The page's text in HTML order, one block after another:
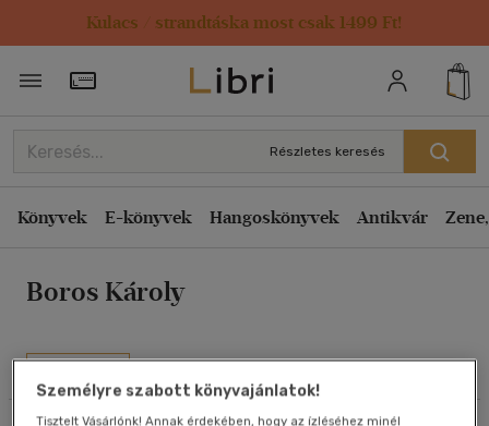
Kulacs / strandtáska most csak 1499 Ft!
Törzsvásárlói Kártya adatai
Részletes keresés
Könyvek E-könyvek Hangoskönyvek Antikvár
Boros Károly
Rendezés
Kiadás éve szerint csökkenő
Ár szerint csökkenő
Eladott darabszám szerint csökkenő
Cím szerint A-Z
Szerző szerint A-Z
Személyre szabott könyvajánlatok!
Tisztelt Vásárlónk! Annak érdekében, hogy az ízléséhez minél